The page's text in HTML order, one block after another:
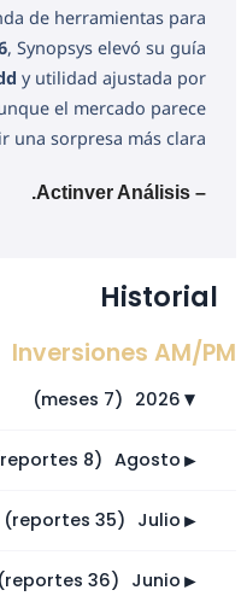
de herramientas para
, Synopsys elevó su guía
y utilidad ajustada por
el mercado parece
una sorpresa más clara.
– Actinver Análisis.
Historial
Inversiones AM/PM
►
2026
(7 meses)
►
Agosto
⠀
(8 reportes)
►
Julio
(35 reportes)
►
Junio
(36 reportes)